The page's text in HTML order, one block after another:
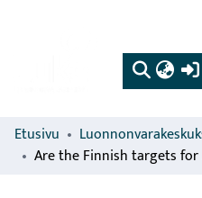
Etusivu